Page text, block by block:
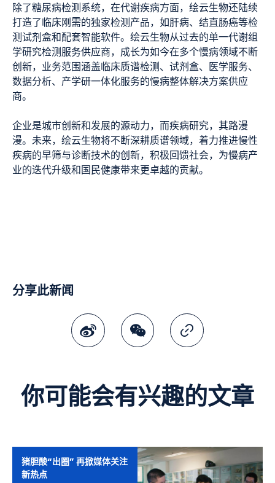
除了糖尿病检测系统，在代谢疾病方面，绘云生物还陆续
打造了临床刚需的独家检测产品，如肝病、结直肠癌等检
测试剂盒和配套智能软件。绘云生物从过去的单一代谢组
学研究检测服务供应商，成长为如今在多个慢病领域不断
创新，业务范围涵盖临床质谱检测、试剂盒、医学服务、
数据分析、产学研一体化服务的慢病整体解决方案供应
商。
企业是城市创新和发展的源动力，而疾病研究，其路漫
漫。未来，绘云生物将不断深耕质谱领域，着力推进慢性
疾病的早筛与诊断技术的创新，积极回馈社会，为慢病产
业的迭代升级和国民健康带来更卓越的贡献。
分享此新闻
你可能会有兴趣的文章
猪胆酸“出圈” 再掀媒体关注
新热点